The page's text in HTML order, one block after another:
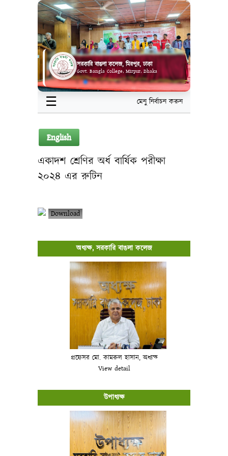
সরকারি বাঙলা কলেজ, মিরপুর, ঢাকা
Govt. Bangla College, Mirpur, Dhaka
☰ মেনু নির্বাচন করুন
English
একাদশ শ্রেণির অর্ধ বার্ষিক পরীক্ষা
২০২৪ এর রুটিন
Download
অধ্যক্ষ, সরকারি বাঙলা কলেজ
প্রফেসর মো. কামরুল হাসান, অধ্যক্ষ
View detail
উপাধ্যক্ষ